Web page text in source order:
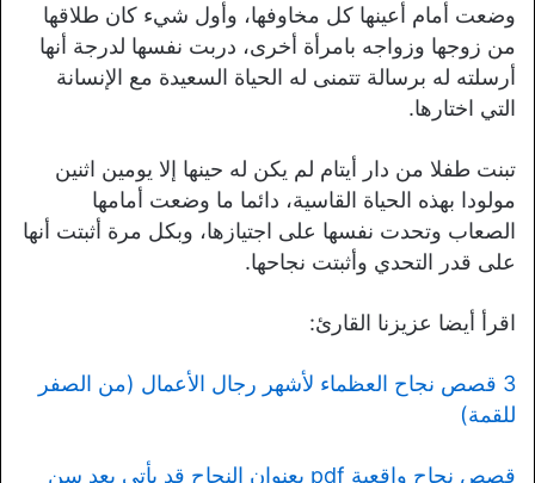
وضعت أمام أعينها كل مخاوفها، وأول شيء كان طلاقها
من زوجها وزواجه بامرأة أخرى، دربت نفسها لدرجة أنها
أرسلته له برسالة تتمنى له الحياة السعيدة مع الإنسانة
التي اختارها.
تبنت طفلا من دار أيتام لم يكن له حينها إلا يومين اثنين
مولودا بهذه الحياة القاسية، دائما ما وضعت أمامها
الصعاب وتحدت نفسها على اجتيازها، وبكل مرة أثبتت أنها
على قدر التحدي وأثبتت نجاحها.
اقرأ أيضا عزيزنا القارئ:
3 قصص نجاح العظماء لأشهر رجال الأعمال (من الصفر
للقمة)
قصص نجاح واقعية pdf بعنوان النجاح قد يأتي بعد سن